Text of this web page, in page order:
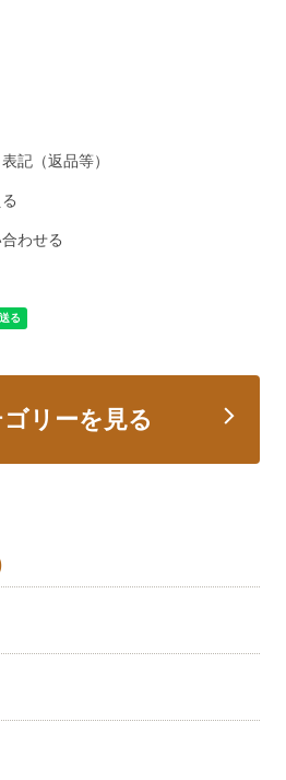
記（返品等）
わせる
リーを見る